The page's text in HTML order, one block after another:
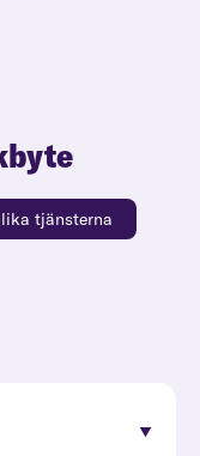
tjänsterna